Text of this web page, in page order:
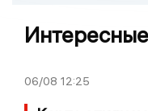
06/08 12:25